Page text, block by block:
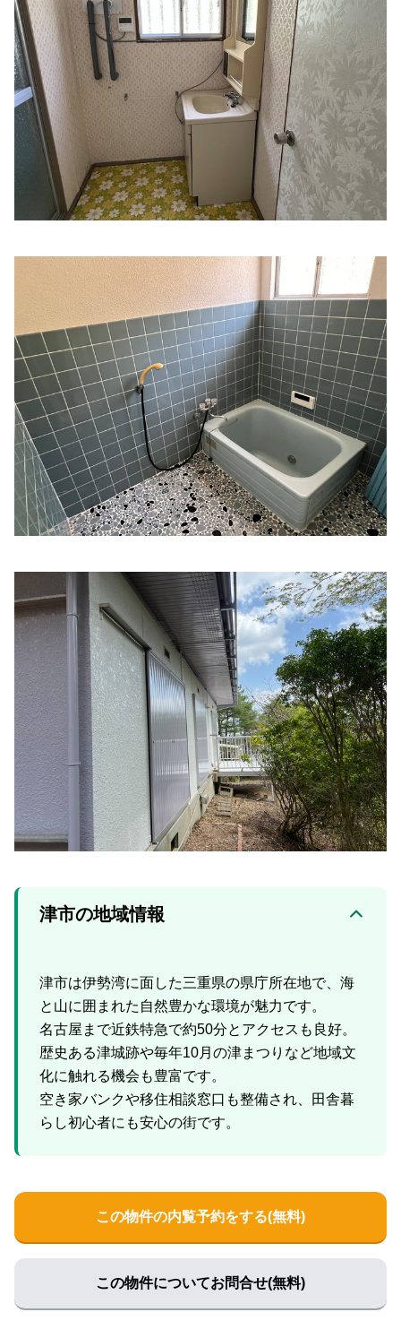
坂倉内科
住所: 三重県津市幸町４−６ マップで見る
渡部クリニック
住所:
三重県津市乙部５−３ PMCビル 1F マップで見る
津市応急クリニック
住所:
三重県津市西丸之内３７−８ マップで見る
いとう内科胃腸科
住所: 三重県津市丸之内１７−１４ マップで見る
大西内科ハートクリニック
三重県津市半田３４３１−５ マップで見る
たかはし内科
住所:三重県津市西丸之内３８−１１ マップで見る
たにクリニック
住所: 三重県津市河辺町３５４７−１ マップで見る
大門病院 時間外
住所:
三重県津市大門２−１ マップで見る
大門病院
住所:三重県津市大門１−３ マップで見る
イタミ内科・整形外科
住所:三重県津市本町８−１６ マップで見る
津市の地域情報
津市は伊勢湾に面した三重県の県庁所在地で、海
と山に囲まれた自然豊かな環境が魅力です。
名古屋まで近鉄特急で約50分とアクセスも良好。
歴史ある津城跡や毎年10月の津まつりなど地域文
化に触れる機会も豊富です。
空き家バンクや移住相談窓口も整備され、田舎暮
この物件の内覧予約をする(無料)
この物件についてお問合せ(無料)